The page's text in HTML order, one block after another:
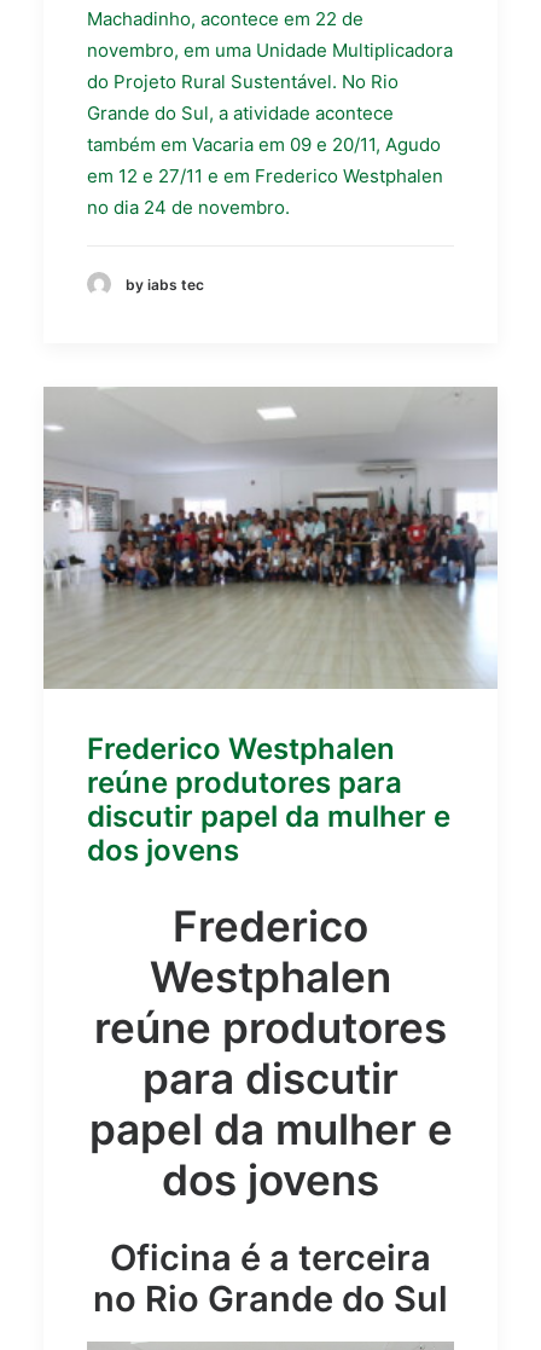
Machadinho, acontece em 22 de
novembro, em uma Unidade Multiplicadora
do Projeto Rural Sustentável. No Rio
Grande do Sul, a atividade acontece
também em Vacaria em 09 e 20/11, Agudo
em 12 e 27/11 e em Frederico Westphalen
no dia 24 de novembro.
by iabs tec
Frederico Westphalen
reúne produtores para
discutir papel da mulher e
dos jovens
Frederico
Westphalen
reúne produtores
para discutir
papel da mulher e
dos jovens
Oficina é a terceira
no Rio Grande do Sul